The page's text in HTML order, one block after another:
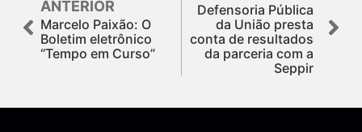
ANTERIOR
Marcelo Paixão: O
Boletim eletrônico
“Tempo em Curso”
Defensoria Pública
da União presta
conta de resultados
da parceria com a
Seppir